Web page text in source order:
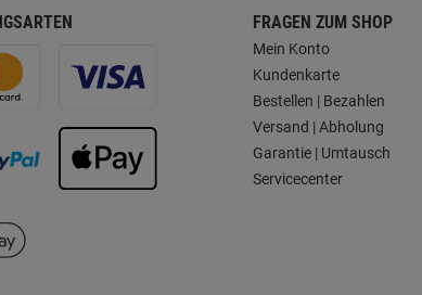
FRAGEN ZUM SHOP
Mein Konto
Kundenkarte
Bestellen | Bezahlen
Versand | Abholung
Garantie | Umtausch
Servicecenter